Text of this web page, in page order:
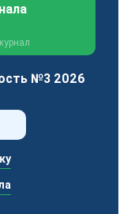
№3 2026